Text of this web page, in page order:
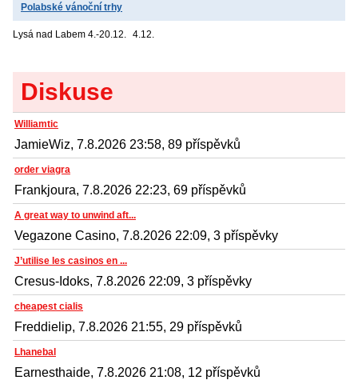
Polabské vánoční trhy
Lysá nad Labem 4.-20.12. 4.12.
Diskuse
Williamtic
JamieWiz, 7.8.2026 23:58, 89 příspěvků
order viagra
Frankjoura, 7.8.2026 22:23, 69 příspěvků
A great way to unwind aft...
Vegazone Casino, 7.8.2026 22:09, 3 příspěvky
J’utilise les casinos en ...
Cresus-Idoks, 7.8.2026 22:09, 3 příspěvky
cheapest cialis
Freddielip, 7.8.2026 21:55, 29 příspěvků
Lhanebal
Earnesthaide, 7.8.2026 21:08, 12 příspěvků